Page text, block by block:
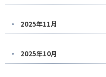
2025年11月
2025年10月